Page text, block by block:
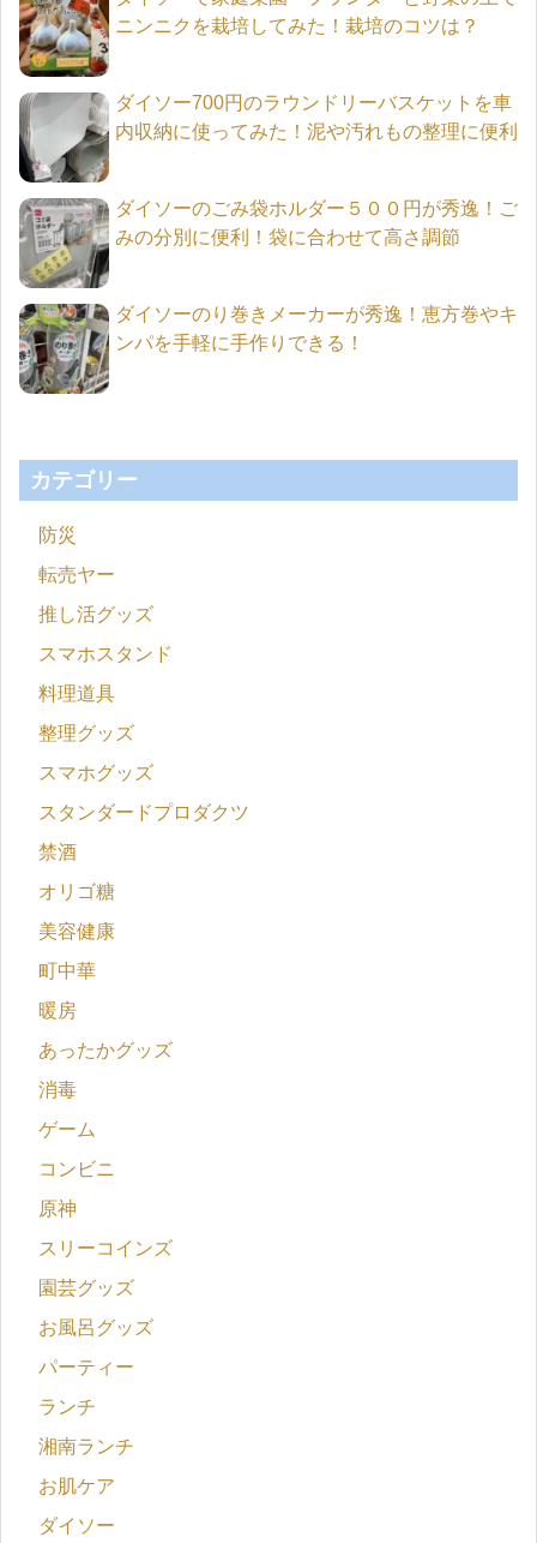
ニンニクを栽培してみた！栽培のコツは？
ダイソー700円のラウンドリーバスケットを車
内収納に使ってみた！泥や汚れもの整理に便利
ダイソーのごみ袋ホルダー５００円が秀逸！ご
みの分別に便利！袋に合わせて高さ調節
ダイソーのり巻きメーカーが秀逸！恵方巻やキ
ンパを手軽に手作りできる！
カテゴリー
防災
転売ヤー
推し活グッズ
スマホスタンド
料理道具
整理グッズ
スマホグッズ
スタンダードプロダクツ
禁酒
オリゴ糖
美容健康
町中華
暖房
あったかグッズ
消毒
ゲーム
コンビニ
原神
スリーコインズ
園芸グッズ
お風呂グッズ
パーティー
ランチ
湘南ランチ
お肌ケア
ダイソー